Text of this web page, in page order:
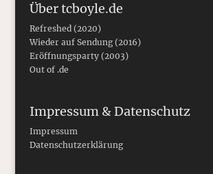
Über tcboyle.de
Refreshed (2020)
Wieder auf Sendung (2016)
Eröffnungsparty (2003)
Out of .de
Impressum & Datenschutz
Impressum
Datenschutzerklärung